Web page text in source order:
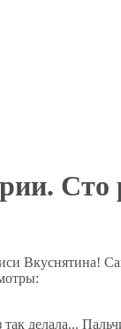
Сто
​​Вкуснятина!